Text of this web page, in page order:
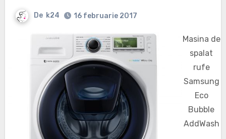
De k24 16 februarie 2017
Masina de
spalat
rufe
Samsung
Eco
Bubble
AddWash